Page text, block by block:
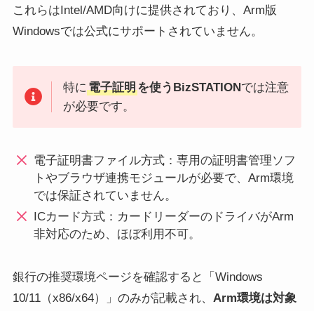
これらはIntel/AMD向けに提供されており、Arm版
Windowsでは公式にサポートされていません。
特に電子証明を使うBizSTATION では注意
が必要です。
電子証明書ファイル方式：専用の証明書管理ソフ
トやブラウザ連携モジュールが必要で、Arm環境
では保証されていません。
ICカード方式：カードリーダーのドライバがArm
非対応のため、ほぼ利用不可。
銀行の推奨環境ページを確認すると「Windows
10/11（x86/x64）」のみが記載され、 Arm環境は対象